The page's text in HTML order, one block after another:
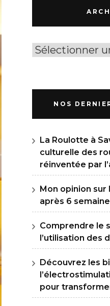
Archives
NOS
La Roulotte à
culturelle des
réinventée par
Mon opinion sur
après 6
Comprendre le
l’utilisation des
Découvrez les
pour